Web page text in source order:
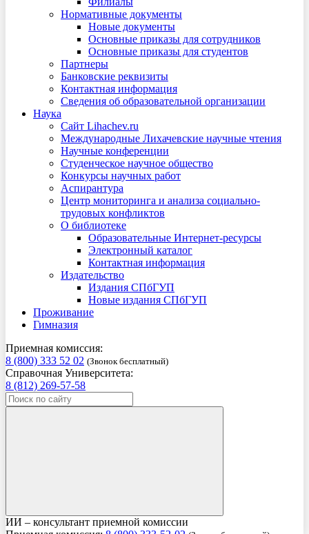
Нормативные документы
Новые документы
Основные приказы для сотрудников
Основные приказы для студентов
Партнеры
Банковские реквизиты
Контактная информация
Сведения об образовательной организации
Наука
Сайт Lihachev.ru
Международные Лихачевские научные чтения
Научные конференции
Студенческое научное общество
Конкурсы научных работ
Аспирантура
Центр мониторинга и анализа социально-
трудовых конфликтов
О библиотеке
Образовательные Интернет-ресурсы
Электронный каталог
Контактная информация
Издательство
Издания СПбГУП
Новые издания СПбГУП
Проживание
Гимназия
Приемная комиссия:
8 (800) 333 52 02 (Звонок бесплатный)
Справочная Университета:
8 (812) 269-57-58
ИИ – консультант приемной комиссии